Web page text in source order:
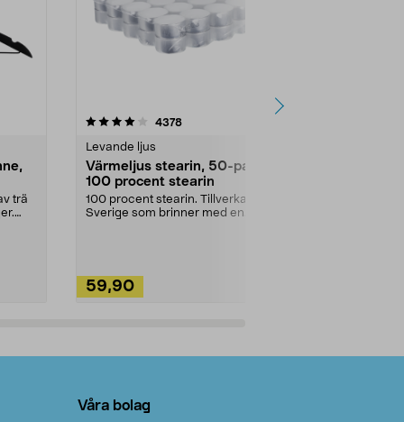
trä
4378recensioner
Levande ljus
Värmeljus stearin, 50-pack,
100 procent stearin
100 procent stearin. Tillverkade i
Sverige som brinner med en
59,90
4.5av 5 stjärnor
Våra bolag